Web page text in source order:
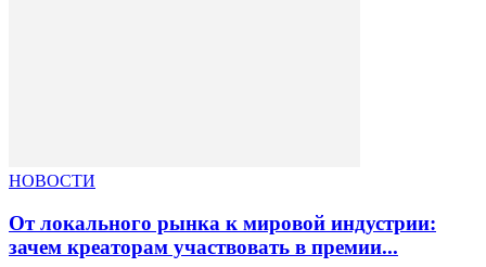
НОВОСТИ
От локального рынка к мировой индустрии:
зачем креаторам участвовать в премии...